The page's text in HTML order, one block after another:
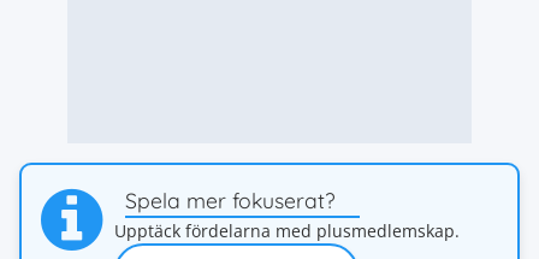
Spela mer fokuserat?
Upptäck fördelarna med plusmedlemskap.